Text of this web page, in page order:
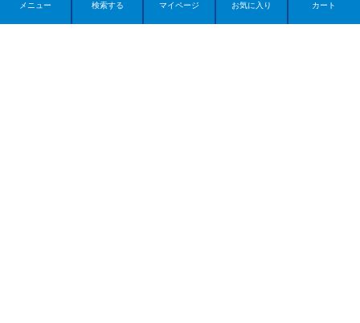
メニュー 検索する マイページ お気に入り カート